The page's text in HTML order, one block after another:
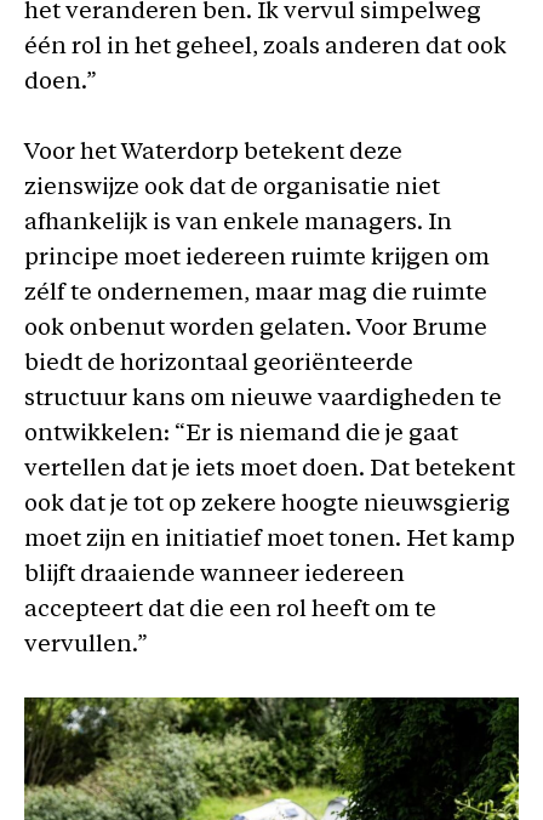
het veranderen ben. Ik vervul simpelweg
één rol in het geheel, zoals anderen dat ook
doen.”
Voor het Waterdorp betekent deze
zienswijze ook dat de organisatie niet
afhankelijk is van enkele managers. In
principe moet iedereen ruimte krijgen om
zélf te ondernemen, maar mag die ruimte
ook onbenut worden gelaten. Voor Brume
biedt de horizontaal georiënteerde
structuur kans om nieuwe vaardigheden te
ontwikkelen: “Er is niemand die je gaat
vertellen dat je iets moet doen. Dat betekent
ook dat je tot op zekere hoogte nieuwsgierig
moet zijn en initiatief moet tonen. Het kamp
blijft draaiende wanneer iedereen
accepteert dat die een rol heeft om te
vervullen.”